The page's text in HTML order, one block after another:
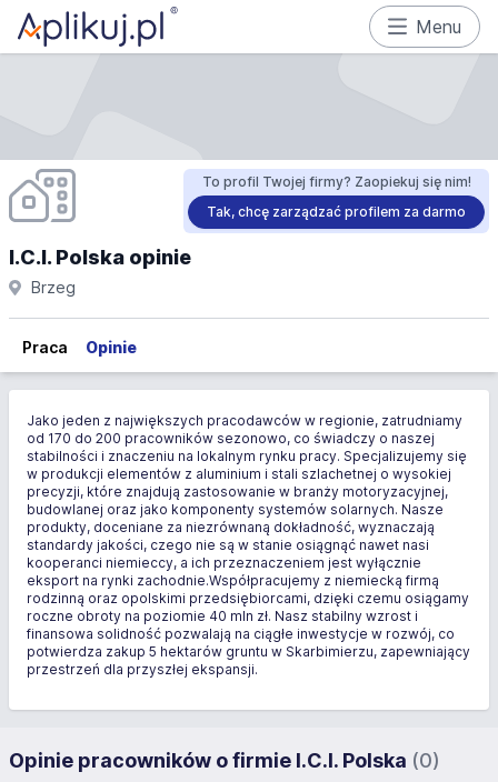
Menu
To profil Twojej firmy? Zaopiekuj się nim!
Tak, chcę zarządzać profilem za darmo
I.C.I. Polska opinie
Brzeg
Praca Opinie
Jako jeden z największych pracodawców w regionie, zatrudniamy
od 170 do 200 pracowników sezonowo, co świadczy o naszej
stabilności i znaczeniu na lokalnym rynku pracy. Specjalizujemy się
w produkcji elementów z aluminium i stali szlachetnej o wysokiej
precyzji, które znajdują zastosowanie w branży motoryzacyjnej,
budowlanej oraz jako komponenty systemów solarnych. Nasze
produkty, doceniane za niezrównaną dokładność, wyznaczają
standardy jakości, czego nie są w stanie osiągnąć nawet nasi
kooperanci niemieccy, a ich przeznaczeniem jest wyłącznie
eksport na rynki zachodnie.Współpracujemy z niemiecką firmą
rodzinną oraz opolskimi przedsiębiorcami, dzięki czemu osiągamy
roczne obroty na poziomie 40 mln zł. Nasz stabilny wzrost i
finansowa solidność pozwalają na ciągłe inwestycje w rozwój, co
potwierdza zakup 5 hektarów gruntu w Skarbimierzu, zapewniający
przestrzeń dla przyszłej ekspansji.
Opinie pracowników o firmie I.C.I. Polska (0)